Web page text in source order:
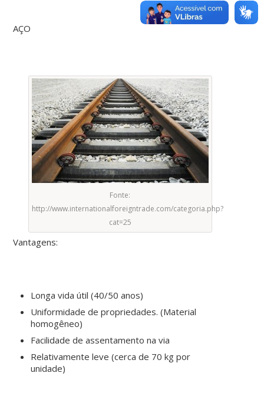
AÇO
Fonte:
http://www.internationalforeigntrade.com/categoria.php?
cat=25
Vantagens:
Longa vida útil (40/50 anos)
Uniformidade de propriedades. (Material
homogêneo)
Facilidade de assentamento na via
Relativamente leve (cerca de 70 kg por
unidade)